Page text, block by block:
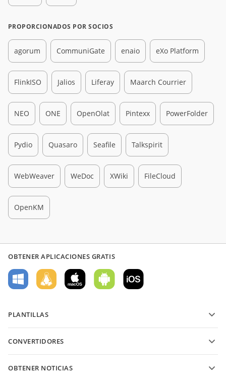
PROPORCIONADOS POR SOCIOS
agorum CommuniGate enaio eXo Platform
FlinkISO Jalios Liferay Maarch Courrier
NEO ONE OpenOlat Pintexx PowerFolder
Pydio Quasaro Seafile Talkspirit
WebWeaver WeDoc XWiki FileCloud
OpenKM
OBTENER APLICACIONES GRATIS
PLANTILLAS
Plantillas de documentos de texto
CONVERTIDORES
Convierte hojas de cálculo
OBTENER NOTICIAS